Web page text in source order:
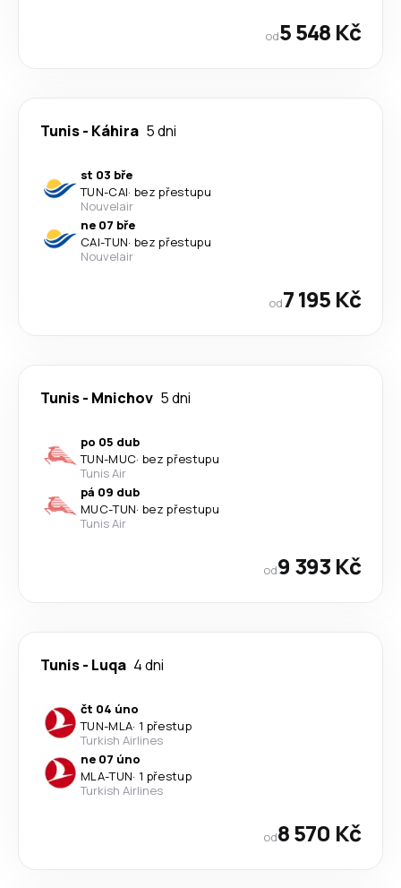
od5 548 Kč
Tunis- Káhira 5 dni
st 03 bře
TUN-CAI· bez přestupu
Nouvelair
ne 07 bře
CAI-TUN· bez přestupu
Nouvelair
od7 195 Kč
Tunis- Mnichov 5 dni
po 05 dub
TUN-MUC· bez přestupu
Tunis Air
pá 09 dub
MUC-TUN· bez přestupu
Tunis Air
od9 393 Kč
Tunis- Luqa 4 dni
čt 04 úno
TUN-MLA· 1 přestup
Turkish Airlines
ne 07 úno
MLA-TUN· 1 přestup
Turkish Airlines
od8 570 Kč